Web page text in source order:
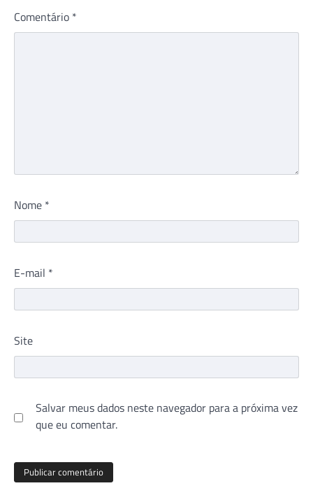
Comentário *
Nome *
E-mail *
Site
Salvar meus dados neste navegador para a próxima vez
que eu comentar.